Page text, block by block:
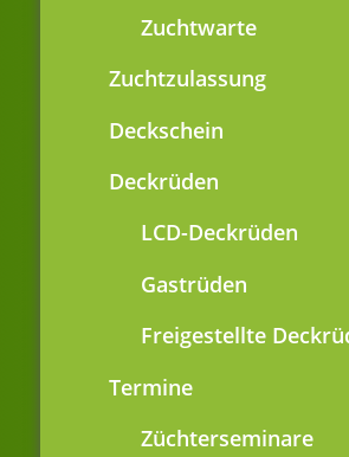
Zuchtwarte
Zuchtzulassung
Deckschein
Deckrüden
LCD-Deckrüden
Gastrüden
Freigestellte
Termine
Züchterseminare